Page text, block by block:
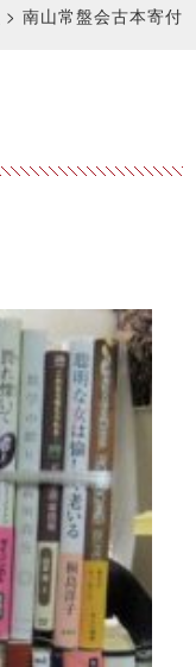
> 南山常盤会古本寄付